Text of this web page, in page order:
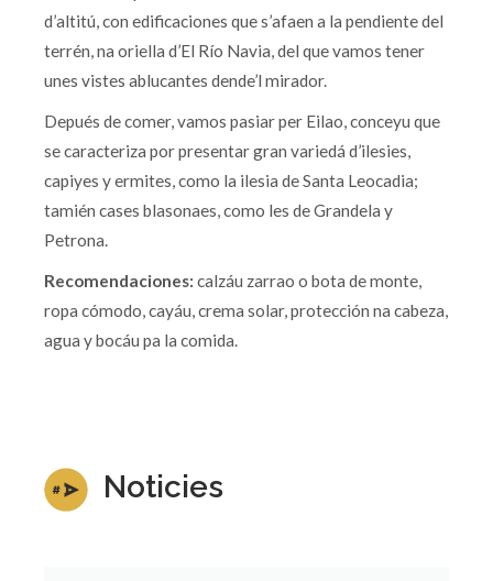
d’altitú, con edificaciones que s’afaen a la pendiente del
terrén, na oriella d’El Río Navia, del que vamos tener
unes vistes ablucantes dende’l mirador.
Depués de comer, vamos pasiar per Eilao, conceyu que
se caracteriza por presentar gran variedá d’ilesies,
capiyes y ermites, como la ilesia de Santa Leocadia;
tamién cases blasonaes, como les de Grandela y
Petrona.
Recomendaciones: calzáu zarrao o bota de monte,
ropa cómodo, cayáu, crema solar, protección na cabeza,
agua y bocáu pa la comida.
Noticies